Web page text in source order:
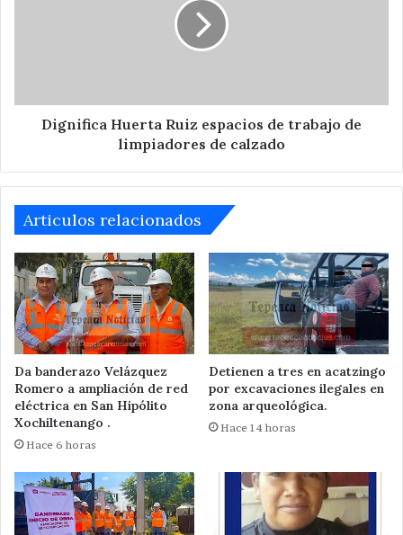
de
calzadoDignifica Huerta Ruiz espacios de trabajo de
limpiadores de calzado
Articulos relacionados
Da banderazo Velázquez
Romero a ampliación de red
eléctrica en San Hipólito
Xochiltenango .
Hace 6 horas
Detienen a tres en acatzingo
por excavaciones ilegales en
zona arqueológica.
Hace 14 horas